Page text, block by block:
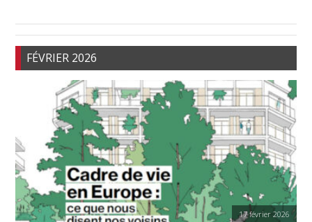
FÉVRIER 2026
17 février 2026